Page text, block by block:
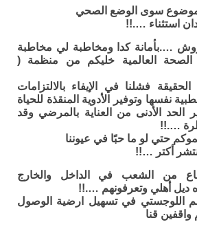
موضوع سوى الوضع الصحي
استثناء ….!!
….بأمانة كدا ومخاطبة لي مخاطبة
العالمية خليكم من منظمة (
فشلنا في الإيفاء بالالتزامات
نفسها وتوفير الأدوية المنقذة للحياة
الحد الأدنى من العناية بالمرضي وقد
….!!
حتي لو ما حبًا في عيوننا
أكتر …!!
من الشعب في الداخل والخارج
ديل أهلي وتعرفونهم ….!!
اللوجستي في تسهيل ارضية الوصول
قنا